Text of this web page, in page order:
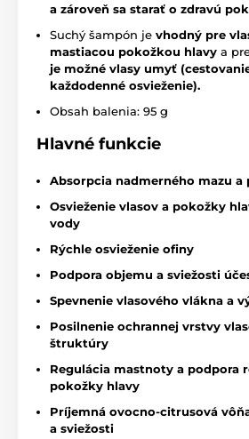
a zároveň sa starať o zdravú
Suchý šampón je vhodný pre
mastiacou pokožkou hlavy a
je možné vlasy umyť
každodenné osvieženie).
Obsah balenia: 95 g
Hlavné funkcie
Absorpcia nadmerného mazu a
Osvieženie vlasov a pokožky
vody
Rýchle osvieženie ofiny
Podpora objemu a sviežosti
Spevnenie vlasového vlákna a
Posilnenie ochrannej vrstvy
štruktúry
Regulácia mastnoty a podpora
pokožky hlavy
Príjemná ovocno-citrusová
a sviežosti